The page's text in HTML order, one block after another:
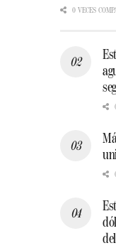
0 VECES